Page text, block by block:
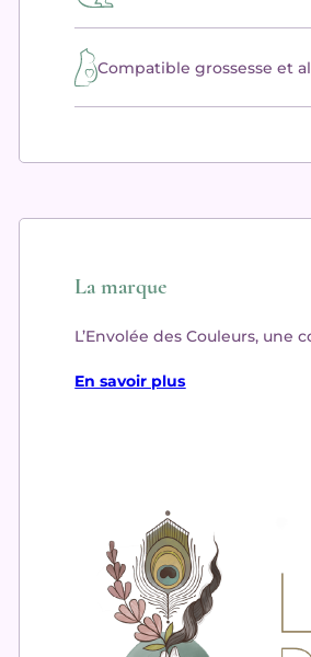
Compatible grossesse et
La marque
L’Envolée des Couleurs, une
En savoir plus